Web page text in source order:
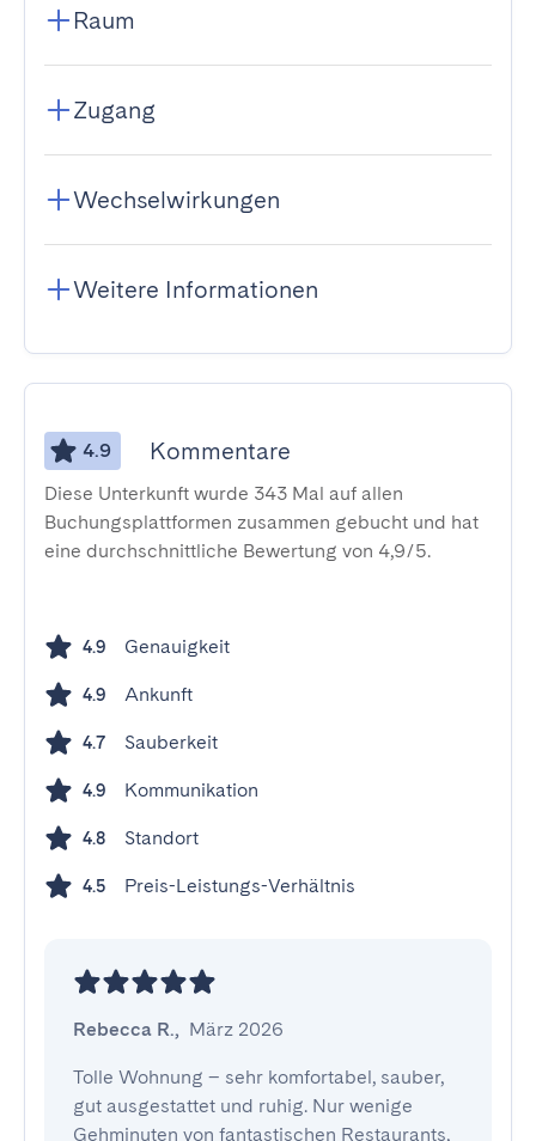
Raum
Zugang
Wechselwirkungen
Weitere Informationen
4.9 Kommentare
Diese Unterkunft wurde 343 Mal auf allen
Buchungsplattformen zusammen gebucht und hat
eine durchschnittliche Bewertung von 4,9/5.
4.9 Genauigkeit
4.9 Ankunft
4.7 Sauberkeit
4.9 Kommunikation
4.8 Standort
4.5 Preis-Leistungs-Verhältnis
Rebecca R., März 2026
Tolle Wohnung – sehr komfortabel, sauber,
gut ausgestattet und ruhig. Nur wenige
Gehminuten von fantastischen Restaurants,